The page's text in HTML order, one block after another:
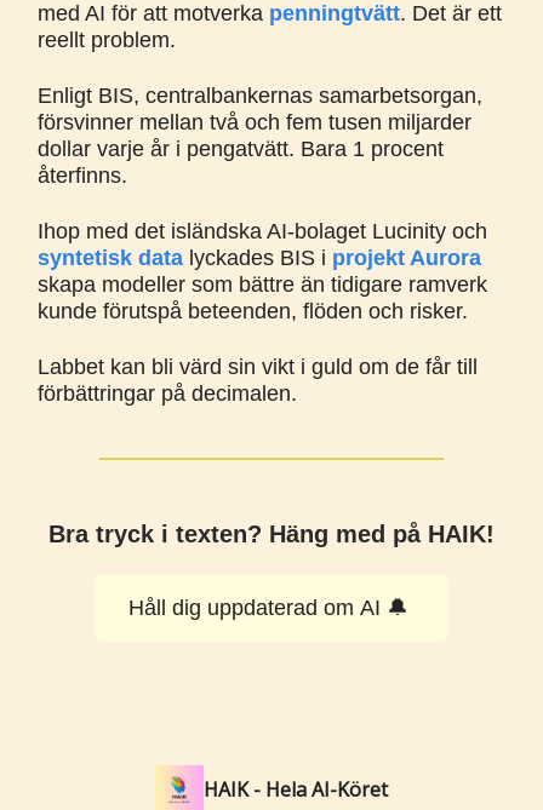
med AI för att motverka penningtvätt. Det är ett
reellt problem.
Enligt BIS, centralbankernas samarbetsorgan,
försvinner mellan två och fem tusen miljarder
dollar varje år i pengatvätt. Bara 1 procent
återfinns.
Ihop med det isländska AI-bolaget Lucinity och
syntetisk data lyckades BIS i projekt Aurora
skapa modeller som bättre än tidigare ramverk
kunde förutspå beteenden, flöden och risker.
Labbet kan bli värd sin vikt i guld om de får till
förbättringar på decimalen.
Bra tryck i texten? Häng med på HAIK!
Håll dig uppdaterad om AI 🔔
HAIK - Hela AI-Köret